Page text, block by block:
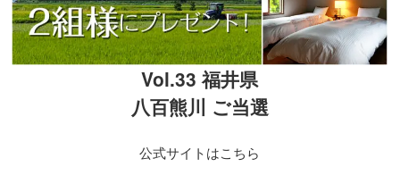
Vol.33 福井県
八百熊川 ご当選
公式サイトはこちら